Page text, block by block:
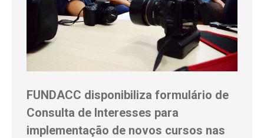
FUNDACC disponibiliza formulário de
Consulta de Interesses para
implementação de novos cursos nas